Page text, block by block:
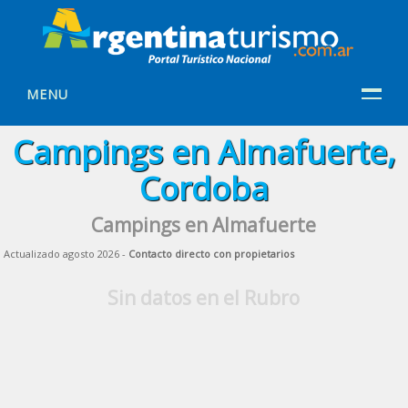
MENU
Campings en Almafuerte,
Cordoba
Campings en Almafuerte
Actualizado agosto 2026 - Contacto directo con propietarios
Sin datos en el Rubro